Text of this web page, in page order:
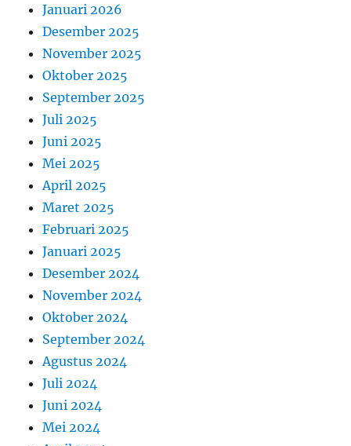
Januari 2026
Desember 2025
November 2025
Oktober 2025
September 2025
Juli 2025
Juni 2025
Mei 2025
April 2025
Maret 2025
Februari 2025
Januari 2025
Desember 2024
November 2024
Oktober 2024
September 2024
Agustus 2024
Juli 2024
Juni 2024
Mei 2024